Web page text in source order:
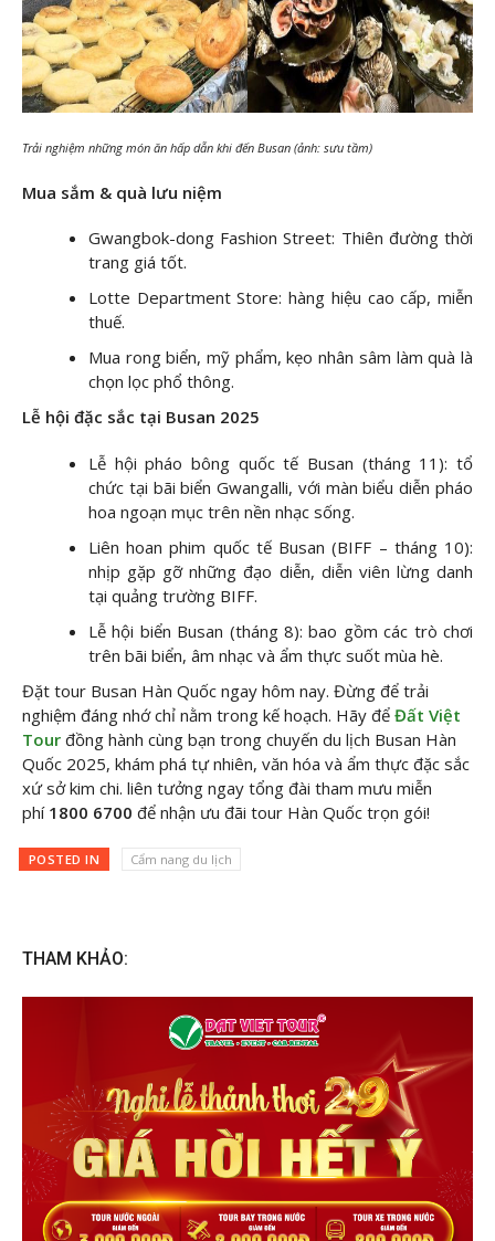
Trải nghiệm những món ăn hấp dẫn khi đến Busan (ảnh: sưu tầm)
Mua sắm & quà lưu niệm
Gwangbok-dong Fashion Street: Thiên đường thời
trang giá tốt.
Lotte Department Store: hàng hiệu cao cấp, miễn
thuế.
Mua rong biển, mỹ phẩm, kẹo nhân sâm làm quà là
chọn lọc phổ thông.
Lễ hội đặc sắc tại Busan 2025
Lễ hội pháo bông quốc tế Busan (tháng 11): tổ
chức tại bãi biển Gwangalli, với màn biểu diễn pháo
hoa ngoạn mục trên nền nhạc sống.
Liên hoan phim quốc tế Busan (BIFF – tháng 10):
nhịp gặp gỡ những đạo diễn, diễn viên lừng danh
tại quảng trường BIFF.
Lễ hội biển Busan (tháng 8): bao gồm các trò chơi
trên bãi biển, âm nhạc và ẩm thực suốt mùa hè.
Đặt tour Busan Hàn Quốc ngay hôm nay. Đừng để trải
nghiệm đáng nhớ chỉ nằm trong kế hoạch. Hãy để Đất Việt
Tour đồng hành cùng bạn trong chuyến du lịch Busan Hàn
Quốc 2025, khám phá tự nhiên, văn hóa và ẩm thực đặc sắc
xứ sở kim chi. liên tưởng ngay tổng đài tham mưu miễn
phí 1800 6700 để nhận ưu đãi tour Hàn Quốc trọn gói!
POSTED IN Cẩm nang du lịch
THAM KHẢO: